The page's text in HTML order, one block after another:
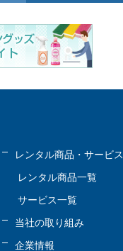
レンタル商品・サービス
レンタル商品一覧
サービス一覧
当社の取り組み
企業情報